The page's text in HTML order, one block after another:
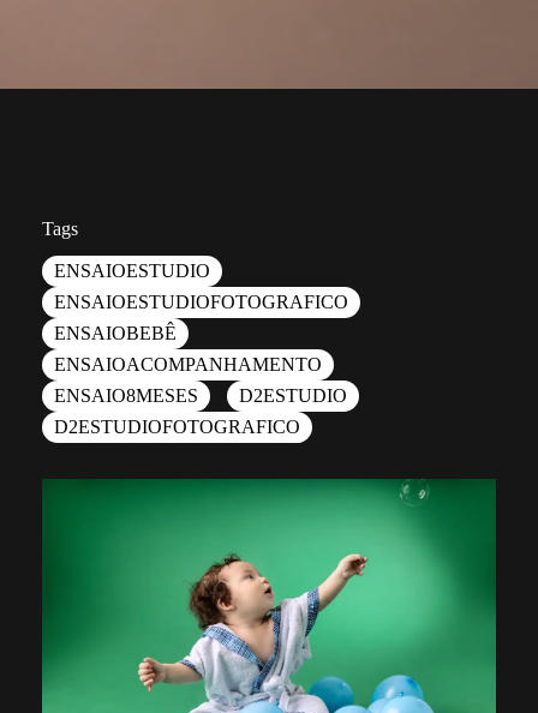
Tags
ENSAIOESTUDIO
ENSAIOESTUDIOFOTOGRAFICO
ENSAIOBEBÊ
ENSAIOACOMPANHAMENTO
ENSAIO8MESES
D2ESTUDIO
D2ESTUDIOFOTOGRAFICO